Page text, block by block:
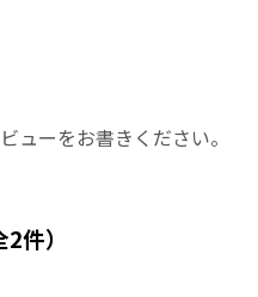
ューをお書きください。
2件）